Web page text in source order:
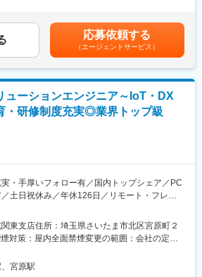
連資格取得を会社が全面支援（費用は会社負
を目指せます。
ートナー企業の“技術パートナー”としての存在
ジネスまで踏み込める
件定義に留まらず、お客様の経営・業務課題
計する立場。
スクワークが6割、お客様先での業務が4割ほ
た、外部のITベンダーとの打ち合わせ等もある
いのも当職種の特徴の一つとなります。
】
意しているため職種未経験＆技術的な知識が
の調剤システムやIoT製品を扱っており、業務
に触れることが可能です。
トップクラスシェアを誇る優良企業の正社員と
です。（登用率98%、試験ノルマなし）
力しており、これまで人の手でアナログに行わ
、全自動で管理、調整、計測、分包まで対応
て上下する可能性があります。月給(月額)は固定
す。
応募依頼する
（エージェントサービス）
ューションエンジニア～IoT・DX
・研修制度充実◎業界トップ級
実・手厚いフォロー有／国内トップシェア／PC
土日祝休み／年休126日／リモート・フレッ
向けに、同社の販売・導入したPCやネットワー
支援から提案・構築・サポートまで幅広く担
東支店住所：埼玉県さいたま市北区宮原町２
対策：屋内全面禁煙変更の範囲：会社の定め
ワーク含む）
宮原駅